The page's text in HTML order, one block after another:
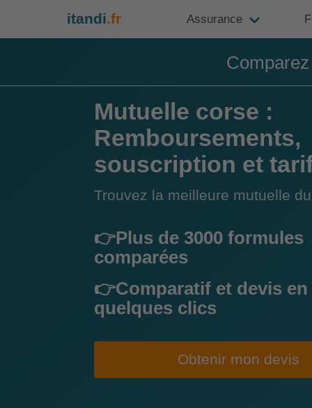
itandi.fr Assurance
Mutuelle corse :
Remboursements,
souscription et
Trouvez la meilleure mutuelle
👉Plus de 3000 formules
comparées
👉Comparatif et devis en
quelques clics
Obtenir mon devis